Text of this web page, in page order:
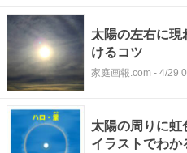
太陽の左右に現
けるコツ
家庭画報.com - 4/29
太陽の周りに
イラストでわか